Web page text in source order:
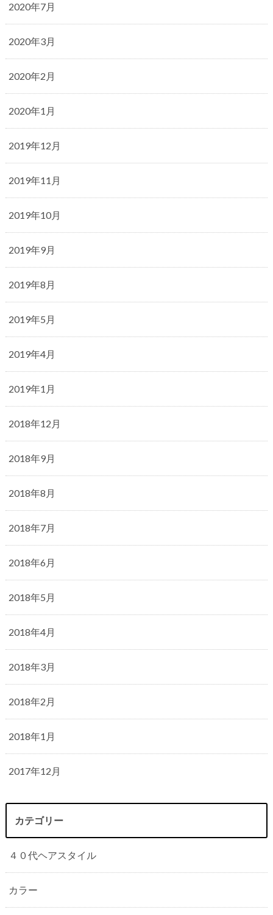
2020年7月
2020年3月
2020年2月
2020年1月
2019年12月
2019年11月
2019年10月
2019年9月
2019年8月
2019年5月
2019年4月
2019年1月
2018年12月
2018年9月
2018年8月
2018年7月
2018年6月
2018年5月
2018年4月
2018年3月
2018年2月
2018年1月
2017年12月
カテゴリー
４０代ヘアスタイル
カラー